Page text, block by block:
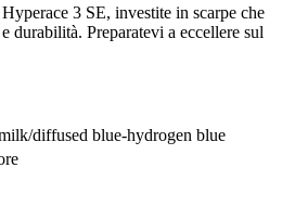
3 SE, investite in scarpe che
durabilità. Preparatevi a eccellere sul
diffused blue-hydrogen blue